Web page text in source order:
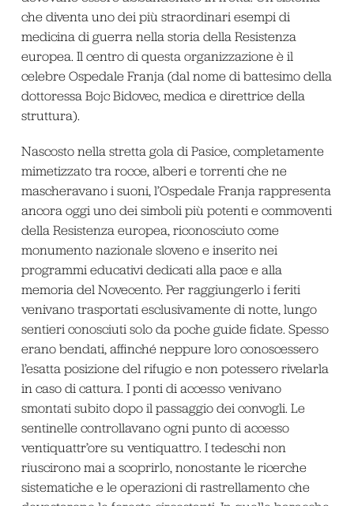
che diventa uno dei più straordinari esempi di
medicina di guerra nella storia della Resistenza
europea. Il centro di questa organizzazione è il
celebre Ospedale Franja (dal nome di battesimo della
dottoressa Bojc Bidovec, medica e direttrice della
struttura).
Nascosto nella stretta gola di Pasice, completamente
mimetizzato tra rocce, alberi e torrenti che ne
mascheravano i suoni, l’Ospedale Franja rappresenta
ancora oggi uno dei simboli più potenti e commoventi
della Resistenza europea, riconosciuto come
monumento nazionale sloveno e inserito nei
programmi educativi dedicati alla pace e alla
memoria del Novecento. Per raggiungerlo i feriti
venivano trasportati esclusivamente di notte, lungo
sentieri conosciuti solo da poche guide fidate. Spesso
erano bendati, affinché neppure loro conoscessero
l’esatta posizione del rifugio e non potessero rivelarla
in caso di cattura. I ponti di accesso venivano
smontati subito dopo il passaggio dei convogli. Le
sentinelle controllavano ogni punto di accesso
ventiquattr’ore su ventiquattro. I tedeschi non
riuscirono mai a scoprirlo, nonostante le ricerche
sistematiche e le operazioni di rastrellamento che